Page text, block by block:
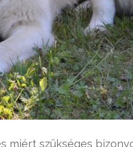
miért szükséges